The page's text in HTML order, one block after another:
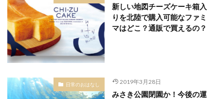
新しい地図チーズケーキ箱入
りを北陸で購入可能なファミ
マはどこ？通販で買えるの？
日常のおはなし 2019年3月28日
みさき公園閉園か！今後の運